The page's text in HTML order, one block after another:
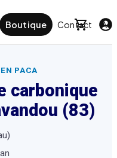
Boutique Contact
PACA
carbonique
(83)